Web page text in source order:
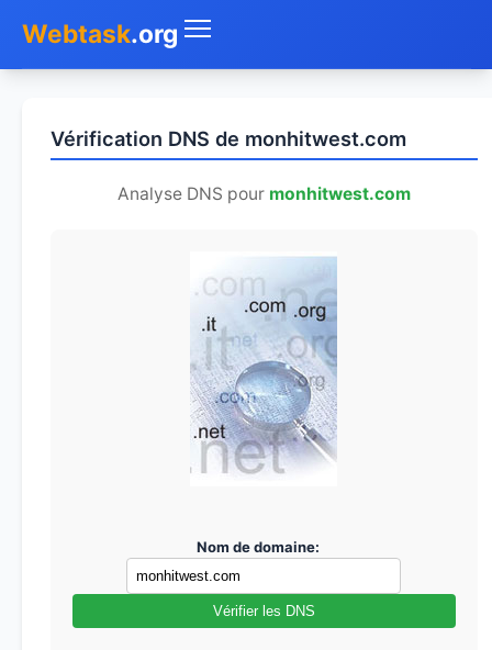
Webtask.org
Whois
Vérification DNS de monhitwest.com
Analyse DNS pour monhitwest.com
Nom de domaine:
Vérifier les DNS